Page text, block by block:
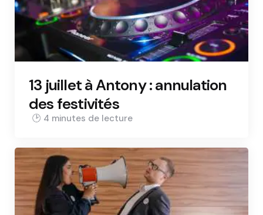
13 juillet à Antony : annulation
des festivités
4 min